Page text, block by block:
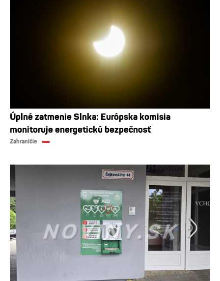
Úplné zatmenie Slnka: Európska komisia
monitoruje energetickú bezpečnosť
Zahraničie